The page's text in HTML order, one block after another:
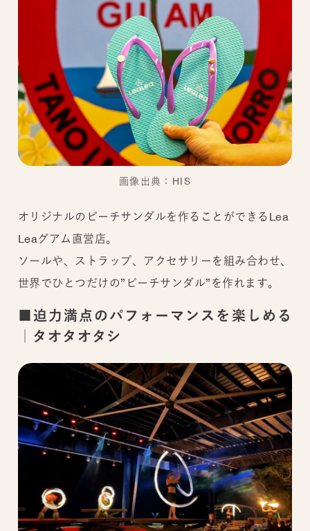
画像出典：HIS
オリジナルのビーチサンダルを作ることができるLea
Leaグアム直営店。
ソールや、ストラップ、アクセサリーを組み合わせ、
世界でひとつだけの”ビーチサンダル”を作れます。
■迫力満点のパフォーマンスを楽しめる
｜タオタオタシ